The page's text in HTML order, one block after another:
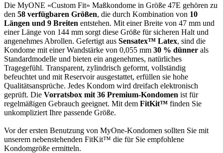
Die MyONE «Custom Fit» Maßkondome in Größe 47E gehören zu
den 58 verfügbaren Größen, die durch Kombination von 10
Längen und 9 Breiten entstehen. Mit einer Breite von 47 mm und
einer Länge von 144 mm sorgt diese Größe für sicheren Halt und
angenehmes Abrollen. Gefertigt aus Sensatex™ Latex, sind die
Kondome mit einer Wandstärke von 0,055 mm 30 % dünner als
Standardmodelle und bieten ein angenehmes, natürliches
Tragegefühl. Transparent, zylindrisch geformt, vollständig
befeuchtet und mit Reservoir ausgestattet, erfüllen sie hohe
Qualitätsansprüche. Jedes Kondom wird dreifach elektronisch
geprüft. Die Vorratsbox mit 36 Premium-Kondomen ist für
regelmäßigen Gebrauch geeignet. Mit dem FitKit™ finden Sie
unkompliziert Ihre passende Größe.
Vor der ersten Benutzung von MyOne-Kondomen sollten Sie mit
unserem nebenstehenden FitKit™ die für Sie empfohlene
Kondomgröße ermitteln.